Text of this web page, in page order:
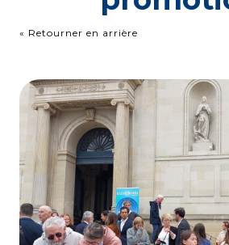
« Retourner en arrière